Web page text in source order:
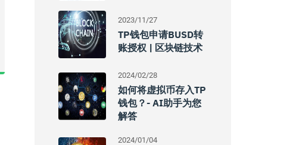
2023/11/27
TP钱包申请BUSD转
账授权 | 区块链技术
2024/02/28
如何将虚拟币存入TP
钱包？- AI助手为您
解答
2024/01/04